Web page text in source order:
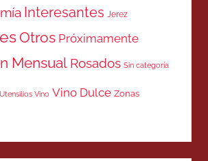
Interesantes Jerez
Otros Próximamente
Mensual Rosados Sin categoría
Utensilios Vino Vino Dulce Zonas